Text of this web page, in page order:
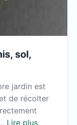
sol,
jardin est
de récolter
Lire plus